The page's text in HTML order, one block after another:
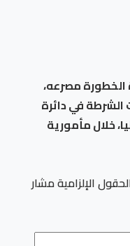
الخطورة مصرعه،
الشرطة في دائرة
خلال مأمورية
الإلزامية مشار